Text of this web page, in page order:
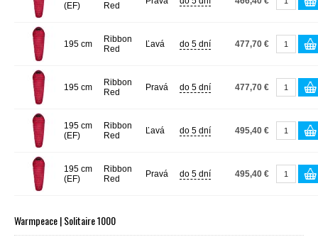
(EF)
Red
195 cm
Ribbon
Red
Ľavá do 5 dní 477,70 €
195 cm
Ribbon
Red
Pravá do 5 dní 477,70 €
195 cm
(EF)
Ribbon
Red
Ľavá do 5 dní 495,40 €
195 cm
(EF)
Ribbon
Red
Pravá do 5 dní 495,40 €
Warmpeace | Solitaire 1000